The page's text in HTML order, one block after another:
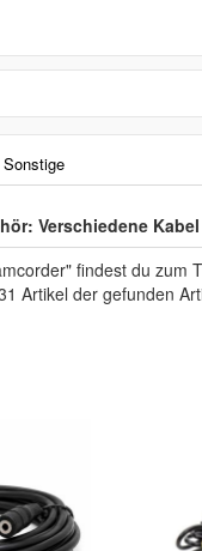
Sonstige
Verschiedene
findest du zum
Artikel der gefunden